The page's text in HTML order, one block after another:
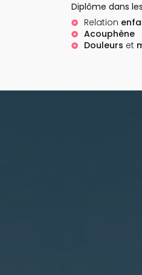
Diplôme dans les
Relation
Acouphène
Douleurs et